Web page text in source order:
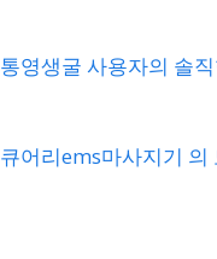
통영생굴 사용자의 솔
큐어리ems마사지기 의